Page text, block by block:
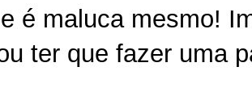
é maluca mesmo!
ter que fazer uma